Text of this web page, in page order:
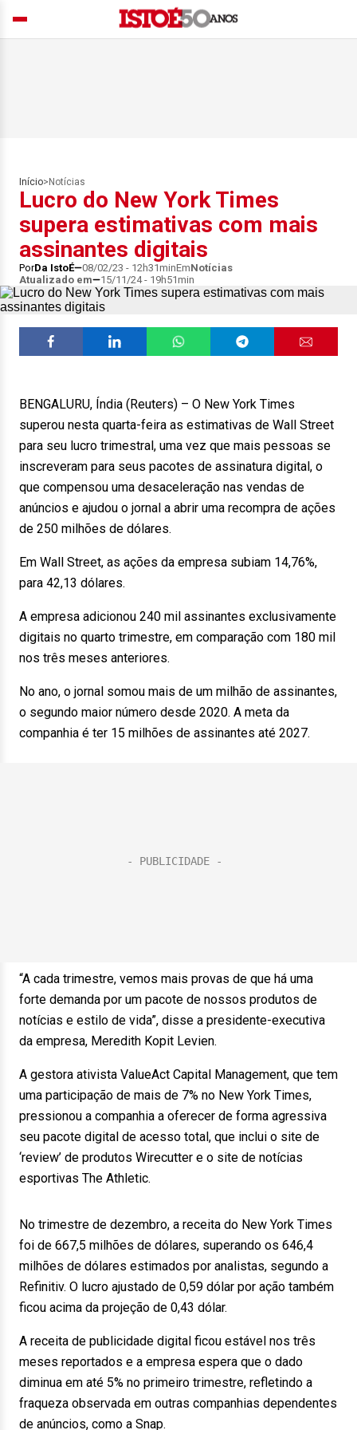
Início> Notícias
Lucro do New York Times
supera estimativas com mais
assinantes digitais
PorDa IstoÉ 08/02/23 - 12h31minEmNotícias
Atualizado em
15/11/24 - 19h51min
BENGALURU, Índia (Reuters) – O New York Times
superou nesta quarta-feira as estimativas de Wall Street
para seu lucro trimestral, uma vez que mais pessoas se
inscreveram para seus pacotes de assinatura digital, o
que compensou uma desaceleração nas vendas de
anúncios e ajudou o jornal a abrir uma recompra de ações
de 250 milhões de dólares.
Em Wall Street, as ações da empresa subiam 14,76%,
para 42,13 dólares.
A empresa adicionou 240 mil assinantes exclusivamente
digitais no quarto trimestre, em comparação com 180 mil
nos três meses anteriores.
No ano, o jornal somou mais de um milhão de assinantes,
o segundo maior número desde 2020. A meta da
companhia é ter 15 milhões de assinantes até 2027.
“A cada trimestre, vemos mais provas de que há uma
forte demanda por um pacote de nossos produtos de
notícias e estilo de vida”, disse a presidente-executiva
da empresa, Meredith Kopit Levien.
A gestora ativista ValueAct Capital Management, que tem
uma participação de mais de 7% no New York Times,
pressionou a companhia a oferecer de forma agressiva
seu pacote digital de acesso total, que inclui o site de
‘review’ de produtos Wirecutter e o site de notícias
esportivas The Athletic.
No trimestre de dezembro, a receita do New York Times
foi de 667,5 milhões de dólares, superando os 646,4
milhões de dólares estimados por analistas, segundo a
Refinitiv. O lucro ajustado de 0,59 dólar por ação também
ficou acima da projeção de 0,43 dólar.
A receita de publicidade digital ficou estável nos três
meses reportados e a empresa espera que o dado
diminua em até 5% no primeiro trimestre, refletindo a
fraqueza observada em outras companhias dependentes
de anúncios, como a Snap.